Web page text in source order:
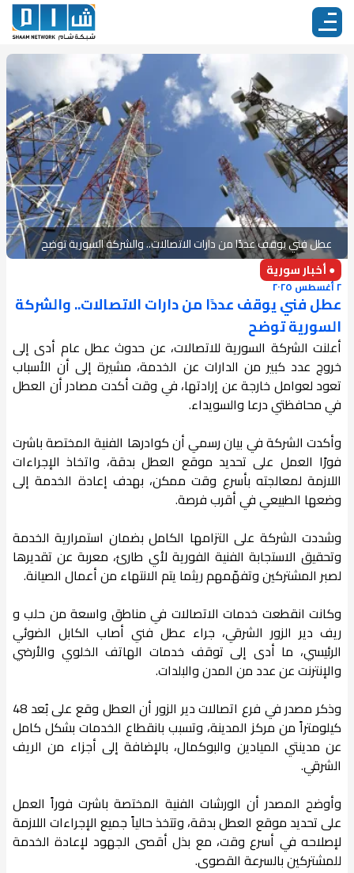
عطل فني يوقف عددًا من دارات الاتصالات.. والشركة السورية توضح
● أخبار سورية
٢ أغسطس ٢٠٢٥
عطل فني يوقف عددًا من دارات الاتصالات.. والشركة
السورية توضح
أعلنت الشركة السورية للاتصالات، عن حدوث عطل عام أدى إلى
خروج عدد كبير من الدارات عن الخدمة، مشيرة إلى أن الأسباب
تعود لعوامل خارجة عن إرادتها، في وقت أكدت مصادر أن العطل
في محافظتي درعا والسويداء.
وأكدت الشركة في بيان رسمي أن كوادرها الفنية المختصة باشرت
فورًا العمل على تحديد موقع العطل بدقة، واتخاذ الإجراءات
اللازمة لمعالجته بأسرع وقت ممكن، بهدف إعادة الخدمة إلى
وضعها الطبيعي في أقرب فرصة.
وشددت الشركة على التزامها الكامل بضمان استمرارية الخدمة
وتحقيق الاستجابة الفنية الفورية لأي طارئ، معربة عن تقديرها
لصبر المشتركين وتفهّمهم ريثما يتم الانتهاء من أعمال الصيانة.
وكانت انقطعت خدمات الاتصالات في مناطق واسعة من حلب و
ريف دير الزور الشرقي، جراء عطل فني أصاب الكابل الضوئي
الرئيسي، ما أدى إلى توقف خدمات الهاتف الخلوي والأرضي
والإنترنت عن عدد من المدن والبلدات.
وذكر مصدر في فرع اتصالات دير الزور أن العطل وقع على بُعد 48
كيلومتراً من مركز المدينة، وتسبب بانقطاع الخدمات بشكل كامل
عن مدينتي الميادين والبوكمال، بالإضافة إلى أجزاء من الريف
الشرقي.
وأوضح المصدر أن الورشات الفنية المختصة باشرت فوراً العمل
على تحديد موقع العطل بدقة، وتتخذ حالياً جميع الإجراءات اللازمة
لإصلاحه في أسرع وقت، مع بذل أقصى الجهود لإعادة الخدمة
للمشتركين بالسرعة القصوى.